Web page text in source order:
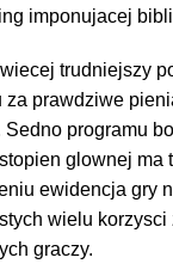
imponujacej
trudniejszy
prawdziwe
programu
glownej
ewidencja gry
wielu
graczy.